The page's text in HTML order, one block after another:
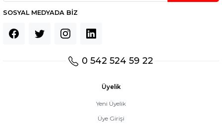
SOSYAL MEDYADA BİZ
0 542 524 59 22
Üyelik
Yeni Üyelik
Üye Girişi